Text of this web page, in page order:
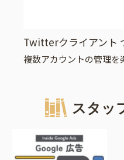
Twitterクライアント
複数アカウントの管理を
スタッ